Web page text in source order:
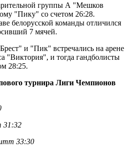
группы А "Мешков
"Пику" со счетом 26:28.
белорусской команды отличился
7 мячей.
и "Пик" встречались на арене
"Виктория", и тогда гандболисты
28:25.
турнира Лиги Чемпионов
31:32
33:30